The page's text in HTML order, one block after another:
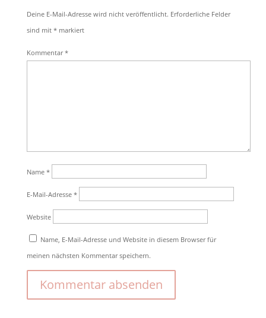
Deine E-Mail-Adresse wird nicht veröffentlicht. Erforderliche Felder
sind mit *markiert
Kommentar*
Name *
E-Mail-Adresse *
Website
Name, E-Mail-Adresse und Website in diesem Browser für
meinen nächsten Kommentar speichern.